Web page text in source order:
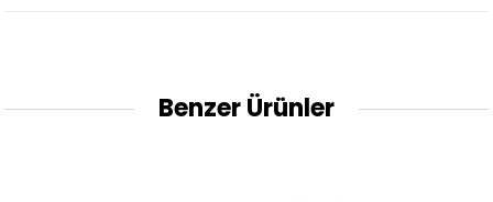
Benzer Ürünler